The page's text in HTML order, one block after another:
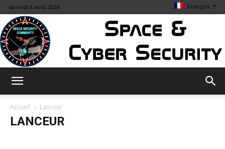
samedi 8 août 2026 Français
Accueil Lanceur
LANCEUR